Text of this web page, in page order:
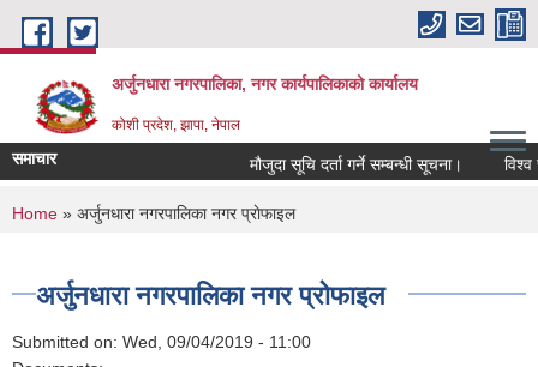
Skip to main content
अर्जुनधारा नगरपालिका, नगर कार्यपालिकाको कार्यालय
कोशी प्रदेश, झापा, नेपाल
समाचार मौजुदा सूचि दर्ता गर्ने सम्बन्धी सूचना। विश्व
You are here
Home » अर्जुनधारा नगरपालिका नगर प्राेफाइल
अर्जुनधारा नगरपालिका नगर प्राेफाइल
Submitted on: Wed, 09/04/2019 - 11:00